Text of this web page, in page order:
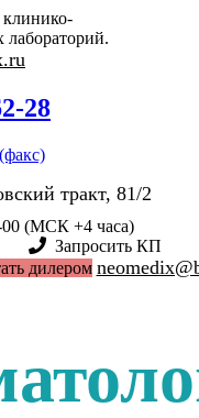
клинико-
лабораторий.
28
тракт, 81/2
00 (МСК +4 часа)
Запросить КП
дилером